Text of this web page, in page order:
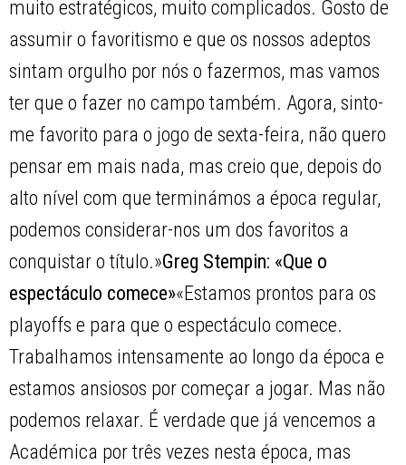
muito estratégicos, muito complicados. Gosto de
assumir o favoritismo e que os nossos adeptos
sintam orgulho por nós o fazermos, mas vamos
ter que o fazer no campo também. Agora, sinto-
me favorito para o jogo de sexta-feira, não quero
pensar em mais nada, mas creio que, depois do
alto nível com que terminámos a época regular,
podemos considerar-nos um dos favoritos a
conquistar o título.»Greg Stempin: «Que o
espectáculo comece»«Estamos prontos para os
playoffs e para que o espectáculo comece.
Trabalhamos intensamente ao longo da época e
estamos ansiosos por começar a jogar. Mas não
podemos relaxar. É verdade que já vencemos a
Académica por três vezes nesta época, mas